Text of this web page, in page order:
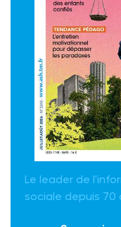
Le leader de
sociale depuis 70